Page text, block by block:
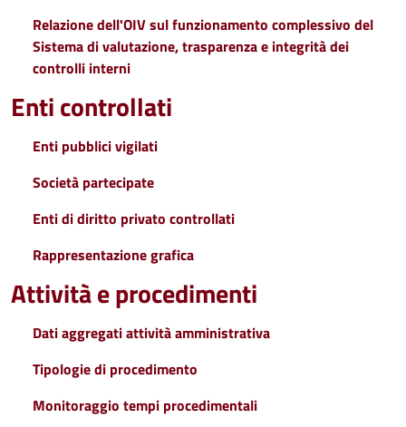
Relazione dell'OIV sul funzionamento complessivo del
Sistema di valutazione, trasparenza e integrità dei
controlli interni
Enti controllati
Enti pubblici vigilati
Società partecipate
Enti di diritto privato controllati
Rappresentazione grafica
Attività e procedimenti
Dati aggregati attività amministrativa
Tipologie di procedimento
Monitoraggio tempi procedimentali